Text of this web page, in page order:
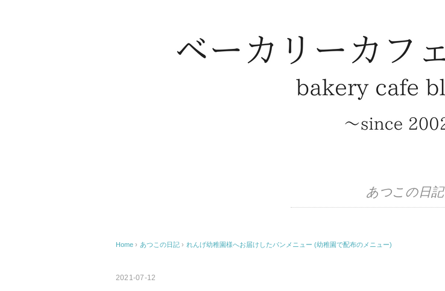
あつこの日記
Home › あつこの日記 › れんげ幼稚園様へお届けしたパンメニュー (幼稚園で配布のメニュー)
2021-07-12